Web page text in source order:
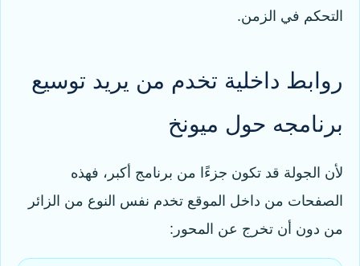
التحكم في الزمن.
روابط داخلية تخدم من يريد توسيع
برنامجه حول ميونخ
لأن الجولة قد تكون جزءًا من برنامج أكبر، فهذه
الصفحات من داخل الموقع تخدم نفس النوع من الزائر
من دون أن تخرج عن المحور: